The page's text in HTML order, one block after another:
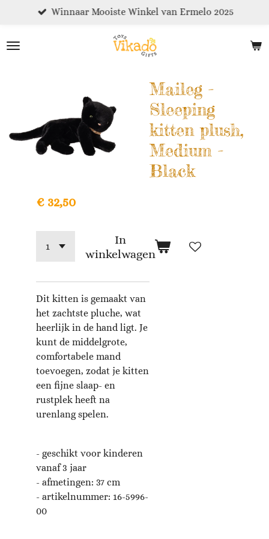
naar
Winnaar Mooiste Winkel van Ermelo 2025
Maileg -
Sleeping
kitten plush,
Medium -
Black
€ 32,50
In
winkelwagen
Dit kitten is gemaakt van
het zachtste pluche, wat
heerlijk in de hand ligt. Je
kunt de middelgrote,
comfortabele mand
toevoegen, zodat je kitten
een fijne slaap- en
rustplek heeft na
urenlang spelen.
- geschikt voor kinderen
vanaf 3 jaar
- afmetingen: 37 cm
- artikelnummer: 16-5996-
00